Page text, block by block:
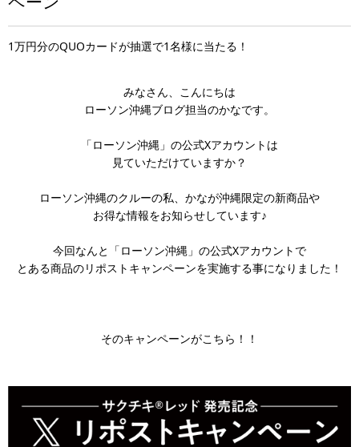
1万円分のQUOカードが抽選で1名様に当たる！
みなさん、こんにちは
ローソン沖縄ブログ担当のかなです。
「ローソン沖縄」の公式Xアカウントは
見ていただけていますか？
ローソン沖縄のクルーの私、かなが沖縄限定の新商品や
お得な情報をお知らせしています♪
今回なんと「ローソン沖縄」の公式Xアカウントで
とある商品のリポストキャンペーンを実施する事になりました！
そのキャンペーンがこちら！！